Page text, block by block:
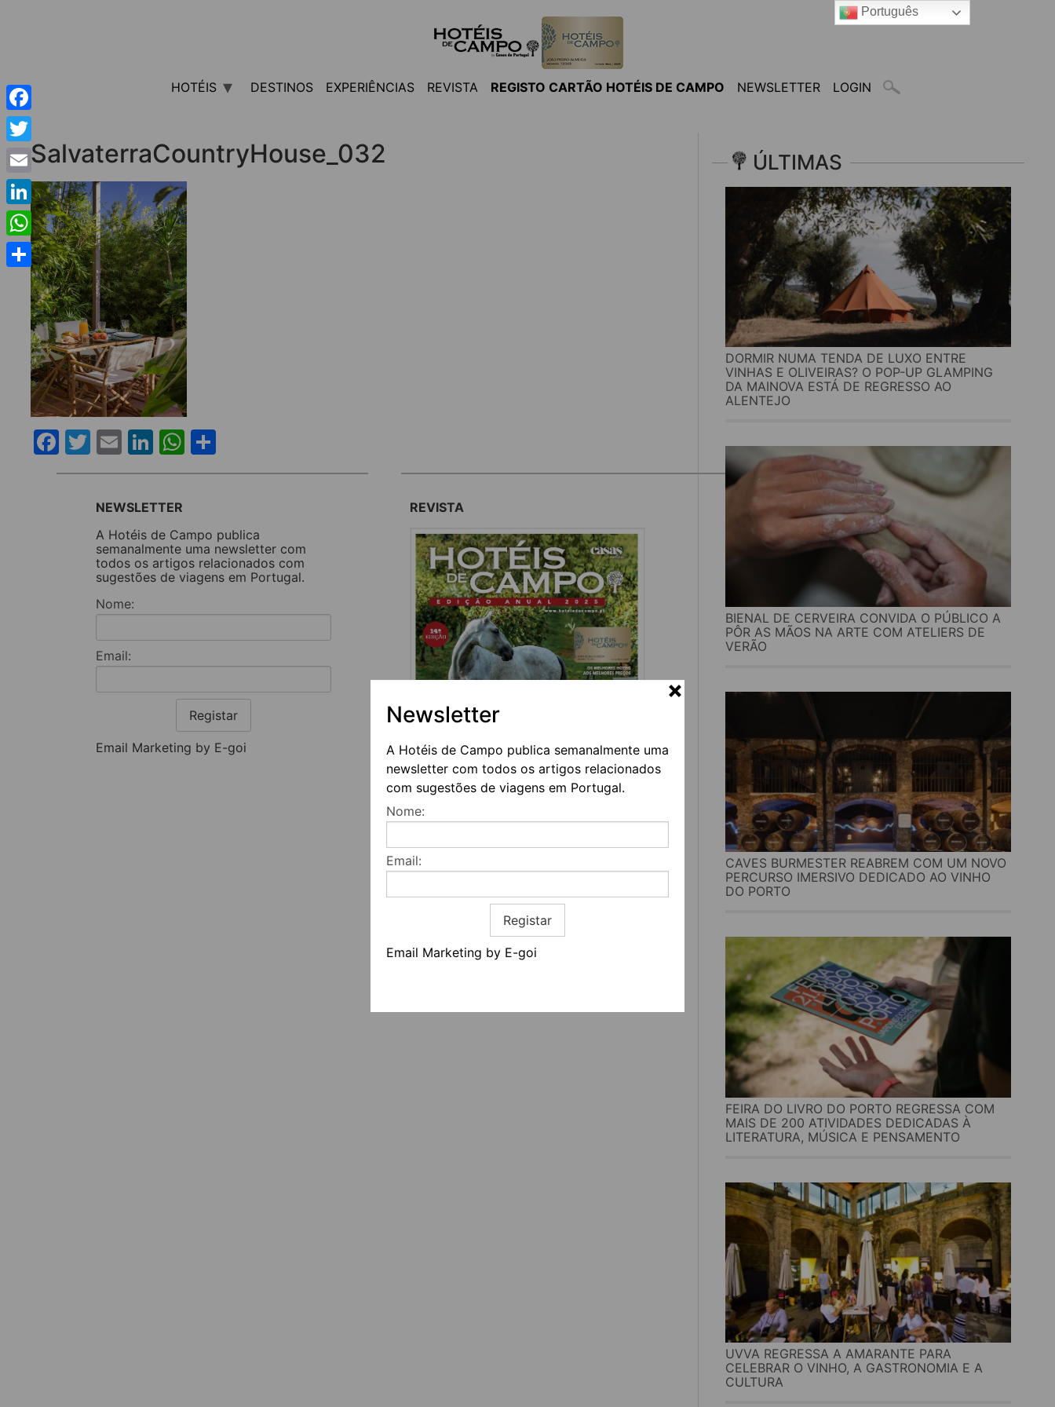
Newsletter
A Hotéis de Campo publica semanalmente uma
newsletter com todos os artigos relacionados
com sugestões de viagens em Portugal.
Nome:
Email:
Registar
Email Marketing by E-goi
HOTÉIS DESTINOS EXPERIÊNCIAS REVISTA REGISTO CARTÃO HOTÉIS DE CAMPO NEWSLETTER LOGIN
SalvaterraCountryHouse_032
Facebook
Twitter
EmailLinkedIn
WhatsApp
ÚLTIMAS
DORMIR NUMA TENDA DE LUXO ENTRE
VINHAS E OLIVEIRAS? O POP-UP GLAMPING
DA MAINOVA ESTÁ DE REGRESSO AO
ALENTEJO
BIENAL DE CERVEIRA CONVIDA O PÚBLICO A
PÔR AS MÃOS NA ARTE COM ATELIERS DE
VERÃO
CAVES BURMESTER REABREM COM UM NOVO
PERCURSO IMERSIVO DEDICADO AO VINHO
DO PORTO
FEIRA DO LIVRO DO PORTO REGRESSA COM
MAIS DE 200 ATIVIDADES DEDICADAS À
LITERATURA, MÚSICA E PENSAMENTO
UVVA REGRESSA A AMARANTE PARA
CELEBRAR O VINHO, A GASTRONOMIA E A
CULTURA
NEWSLETTER
A Hotéis de Campo publica
semanalmente uma newsletter com
todos os artigos relacionados com
sugestões de viagens em Portugal.
Nome:
Email:
Registar
Email Marketing by E-goi
REVISTA
REDES SOCIAIS
Termos e condições
Facebook
Twitter
Email
LinkedIn
WhatsApp
Share
Português